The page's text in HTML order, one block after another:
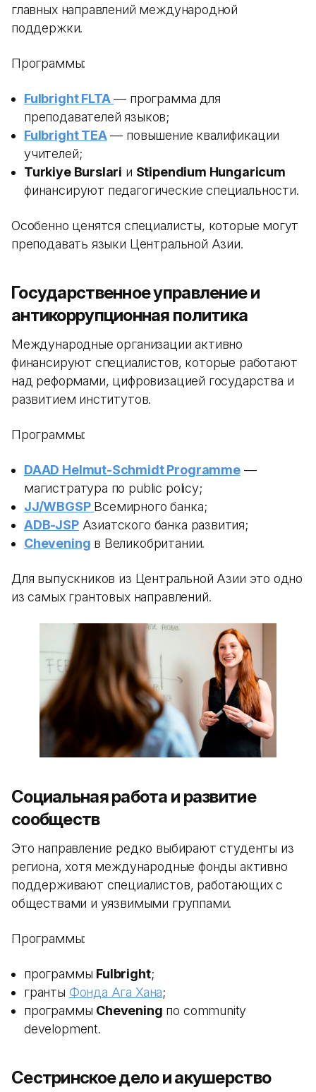
главных направлений международной
поддержки.
Программы:
Fulbright FLTA — программа для
преподавателей языков;
Fulbright TEA— повышение квалификации
учителей;
Turkiye Burslari и Stipendium Hungaricum
финансируют педагогические специальности.
Особенно ценятся специалисты, которые могут
преподавать языки Центральной Азии.
Государственное управление и
антикоррупционная политика
Международные организации активно
финансируют специалистов, которые работают
над реформами, цифровизацией государства и
развитием институтов.
Программы:
DAAD Helmut-Schmidt Programme—
магистратура по public policy;
JJ/WBGSP Всемирного банка;
ADB-JSPАзиатского банка развития;
Chevening в Великобритании.
Для выпускников из Центральной Азии это одно
из самых грантовых направлений.
Социальная работа и развитие
сообществ
Это направление редко выбирают студенты из
региона, хотя международные фонды активно
поддерживают специалистов, работающих с
обществами и уязвимыми группами.
Программы:
программы Fulbright;
гранты Фонда Ага Хана;
программы Chevening по community
development.
Сестринское дело и акушерство